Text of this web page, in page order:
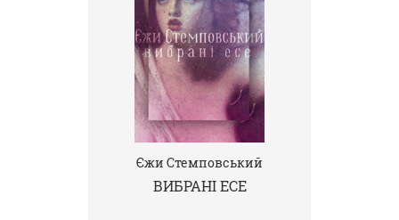
Єжи Стемповський
ВИБРАНІ ЕСЕ